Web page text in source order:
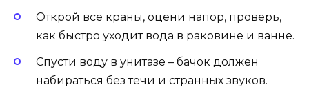
Открой все краны, оцени напор, проверь,
как быстро уходит вода в раковине и ванне.
Спусти воду в унитазе – бачок должен
набираться без течи и странных звуков.